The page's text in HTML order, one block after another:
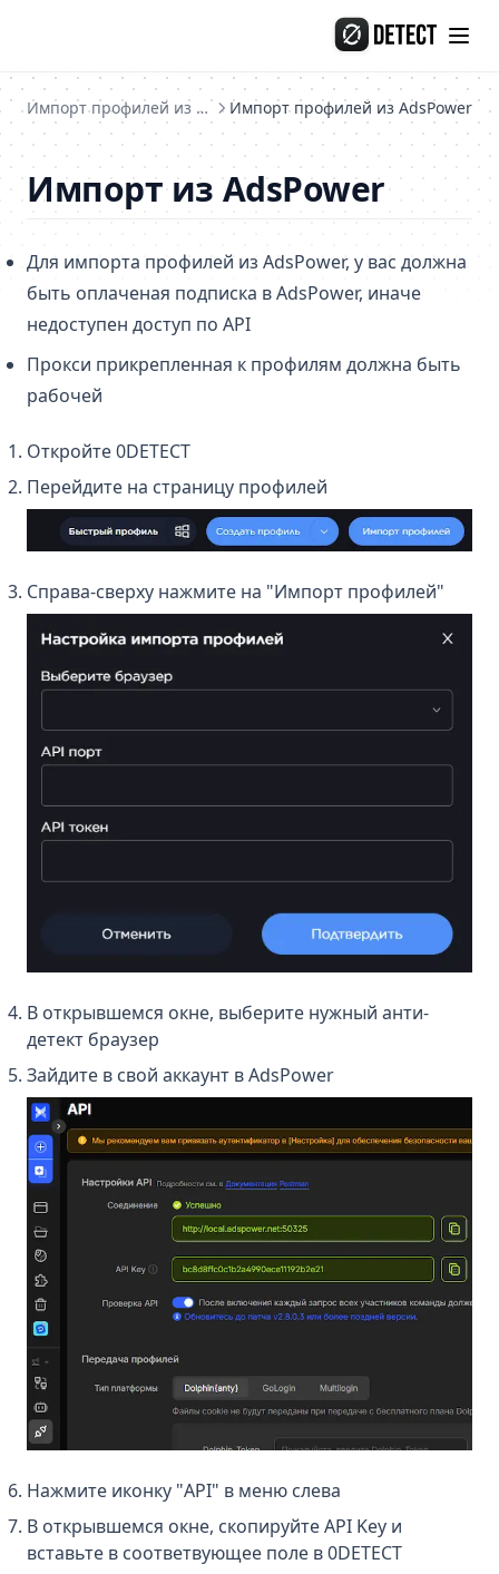
Импорт профилей из других анти-детект браузеров Импорт профилей из AdsPower
Импорт из AdsPower
Для импорта профилей из AdsPower, у вас должна
быть оплаченая подписка в AdsPower, иначе
недоступен доступ по API
Прокси прикрепленная к профилям должна быть
рабочей
Откройте 0DETECT
Перейдите на страницу профилей
Справа-сверху нажмите на "Импорт профилей"
В открывшемся окне, выберите нужный анти-
детект браузер
Зайдите в свой аккаунт в AdsPower
Нажмите иконку "API" в меню слева
В открывшемся окне, скопируйте API Key и
вставьте в соответвующее поле в 0DETECT